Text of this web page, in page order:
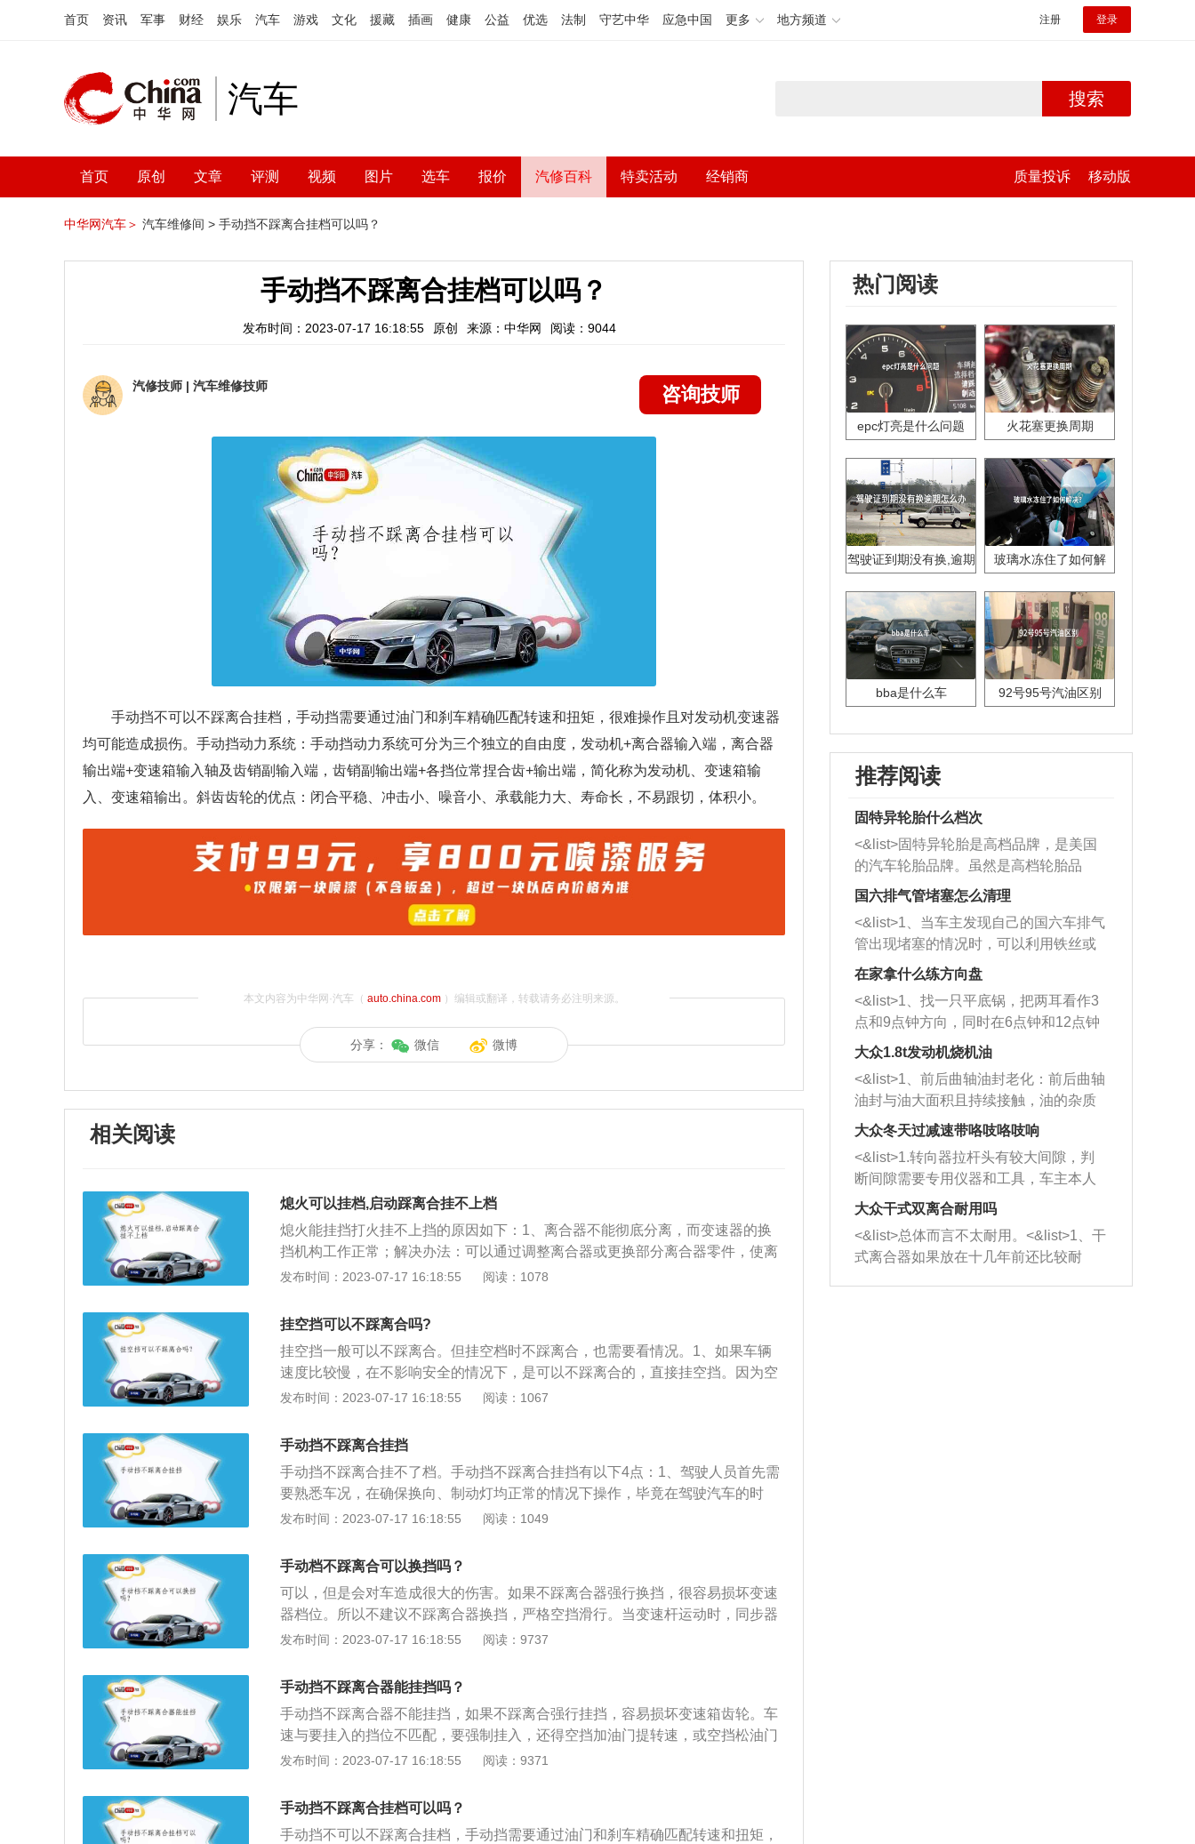
首页 资讯 军事 财经 娱乐 汽车 游戏 文化 援藏 插画 健康 公益 优选 法制 守艺中华 应急中国 更多 地方频道 注册 登录
汽车 搜索
首页 原创 文章 评测 视频 图片 选车 报价 汽修百科 特卖活动 经销商 质量投诉 移动版
中华网汽车＞ 汽车维修间 > 手动挡不踩离合挂档可以吗？
手动挡不踩离合挂档可以吗？
发布时间：2023-07-17 16:18:55 原创 来源：中华网 阅读：9044
汽修技师 | 汽车维修技师 咨询技师
手动挡不可以不踩离合挂档，手动挡需要通过油门和刹车精确匹配转速和扭矩，很难操作且对发动机变速器
均可能造成损伤。手动挡动力系统：手动挡动力系统可分为三个独立的自由度，发动机+离合器输入端，离合器
输出端+变速箱输入轴及齿销副输入端，齿销副输出端+各挡位常捏合齿+输出端，简化称为发动机、变速箱输
入、变速箱输出。斜齿齿轮的优点：闭合平稳、冲击小、噪音小、承载能力大、寿命长，不易跟切，体积小。
本文内容为中华网·汽车（ auto.china.com）编辑或翻译，转载请务必注明来源。
分享： 微信 微博
相关阅读
熄火可以挂档,启动踩离合挂不上档
熄火能挂挡打火挂不上挡的原因如下：1、离合器不能彻底分离，而变速器的换
挡机构工作正常；解决办法：可以通过调整离合器或更换部分离合器零件，使离
合器有合适的自由间隙和分离间隙；2、变速杆定位球头的定位零件失去功能，
作面磨掉，变速杆不能控制拨叉或拨头的拨槽，使挂挡和摘挡都不能实现；解决
办法：对于前者，通过维修来排除故障；对于后者，必须更换变速杆；3、变速
箱内部损坏。变速箱同步器如果损坏会导致车辆启动时或行驶时很难挂挡或挂不
进挡，因此只有在熄火时可以挂进挡；解决办法：去4S店对变速箱内部进行检
修，及时更换受损零件；4、变速箱内部的齿轮油粘度不够高或者齿轮油的质量
法：定期检查变速箱齿轮油，选择质量好的齿轮油，及时更换即可。离合器位于
发动机和变速箱之间的飞轮壳内，用螺钉将离合器总成固定在飞轮的后平面上，
离合器的输出轴就是变速箱的输入轴。在汽车行驶过程中，驾驶员可根据需要踩
动机向变速器输入的动力。离合器是机械传动中的常用部件，可将传动系统随时
发布时间：2023-07-17 16:18:55 阅读：1078
挂空挡可以不踩离合吗?
挂空挡一般可以不踩离合。但挂空档时不踩离合，也需要看情况。1、如果车辆
速度比较慢，在不影响安全的情况下，是可以不踩离合的，直接挂空挡。因为空
挡是低挡操作，既不是前进挡也不是后退挡，变速箱与驱动轮完全分离，只要收
踩离合，虽然不踩离合也可以从其他前进档挂到空档，但是会比较费力，同时对
变速箱的换挡机构和同步器有磨损。所以，速度较快的时候，把离合器踩到底，
这样挂挡就比较容易。车主需要视情况，对挂挡和离合器进行配合操作，防止变
速箱受损，提高驾驶安全。汽车发动机使用的注意事项：1、忌空挡行驶，发动
机本身就具有减速断油的功能，如果空挡反而不利于节油；2、使用车辆时要注
通，避免出现安全隐患；3、装有涡轮增压器的汽车，在高速行驶或是爬坡后不
要马上熄火，在怠速运转10分钟后再熄火，装有涡轮增压器的汽车形成积碳的速
度比一般自然吸气式的汽车要快数倍，需要定时去清理积碳；4、当刹车油中混
滤，否则会造成制动压力不足，从而影响制动效果。
发布时间：2023-07-17 16:18:55 阅读：1067
手动挡不踩离合挂挡
手动挡不踩离合挂不了档。手动挡不踩离合挂挡有以下4点：1、驾驶人员首先需
要熟悉车况，在确保换向、制动灯均正常的情况下操作，毕竟在驾驶汽车的时
候，应该把安全放在第一位。2、不要在起步的时候不踩离合踏板直接换挡，建
大的。3、在换挡之前，要尽量提高发动机的转速，然后迅速抬起油门踏板，同
时驾驶人员的手要把档位摘到空挡，这时候变速箱的主动齿轮和被动齿轮之间是
空啮合的状态，因此摘空挡是很容易的。4、然后稍微用点力，推动变速杆，等
汽车发动机转速下降的时候，发动机转速和变速箱的转速刚好相同，这时候变速
杆就可以挂入高一档的档位了，在挂挡的时候力气一定要小，否则就会严重响
发布时间：2023-07-17 16:18:55 阅读：1049
手动档不踩离合可以换挡吗？
可以，但是会对车造成很大的伤害。如果不踩离合器强行换挡，很容易损坏变速
器档位。所以不建议不踩离合器换挡，严格空挡滑行。当变速杆运动时，同步器
运动，发动机通过中间轴的齿轮将动力传递给输出轴，也就是将动力传递给轮
车的速度。齿轮的速度非常快。如果不踩离合器，汽车的主动轴和从动轴就不会
与从动轴上的从动齿轮相连接，从动轴就会有一定的转速。此时改变汽车档位没
有阻力，但从动轴转速慢、阻力大会加剧齿轮磨损，从而加快汽车报废速度。
发布时间：2023-07-17 16:18:55 阅读：9737
手动挡不踩离合器能挂挡吗？
手动挡不踩离合器不能挂挡，如果不踩离合强行挂挡，容易损坏变速箱齿轮。车
速与要挂入的挡位不匹配，要强制挂入，还得空挡加油门提转速，或空挡松油门
降转速进行人为调整。离合器是汽车传动系统中直接与发动机相联系的部件，其
也能保证换挡时的平顺，也防止了传动系统过载，离合器就是用来切断和接合发
动机的动力的。
发布时间：2023-07-17 16:18:55 阅读：9371
手动挡不踩离合挂档可以吗？
手动挡不可以不踩离合挂档，手动挡需要通过油门和刹车精确匹配转速和扭矩，
热门阅读
epc灯亮是什么问题 火花塞更换周期
驾驶证到期没有换,逾期
玻璃水冻住了如何解
bba是什么车 92号95号汽油区别
推荐阅读
固特异轮胎什么档次
<&list>固特异轮胎是高档品牌，是美国
的汽车轮胎品牌。虽然是高档轮胎品
牌，但是中高低端的轮胎都有生产，这
也是为了更好的开拓市场。
国六排气管堵塞怎么清理
<&list>1、当车主发现自己的国六车排气
管出现堵塞的情况时，可以利用铁丝或
者是细棍，直接将杂物给取出来，如果
堵塞情况比较严重，也可以采取应急措
施。 <&list>2、直接利用木棍将所有的
杂物推到排气管里面的位置处，然后将
三元催化器拆解开，就可以将堵塞的东
西取出来。但如果是因为积碳过多引起
的堵塞，就需要将三元催化器泡在草酸
洗剂对堵塞的情况得到解决，将清洗剂
放在燃油箱中，与燃油混合后，车辆启
动时，就可以和汽油一起进入到燃烧
室，最后形成废气排出，就可以让三元
催化器得到清洗，排气管堵塞的情况就
能够得到解决。
在家拿什么练方向盘
<&list>1、找一只平底锅，把两耳看作3
点和9点钟方向，同时在6点钟和12点钟
方向做一个标记。 <&list>2、双手握住
一圈半的练习，往右同样也要打相同的
圈数。 <&list>3、最后强调要反复练
习，这样就可以形成肌肉记忆，在真实
驾驶车辆时，不需要记忆也能打好方
向。
大众1.8t发动机烧机油
<&list>1、前后曲轴油封老化：前后曲轴
油封与油大面积且持续接触，油的杂质
和发动机内持续温度变化使其密封效果
逐渐减弱，导致渗油或漏油。<&list>2、
活塞间隙过大：积碳会使活塞环与缸体
的间隙扩大，导致机油流入燃烧室中，
造成烧机油。<&list>3、机油粘度。使用
机油粘度过小的话，同样会有烧机油现
象，机油粘度过小具有很好的流动性，
大众冬天过减速带咯吱咯吱响
<&list>1.转向器拉杆头有较大间隙，判
断间隙需要专用仪器和工具，车主本人
无法制作，需要将车辆送到修理厂或4s
店；<&list>2.车辆半轴套管防尘罩破
裂，破裂后会出现漏油现象，使半轴磨
损严重，磨损的半轴容易损坏，产生异
响；<&list>3.稳定器的转向胶套和球头
大众干式双离合耐用吗
<&list>总体而言不太耐用。<&list>1、干
式离合器如果放在十几年前还比较耐